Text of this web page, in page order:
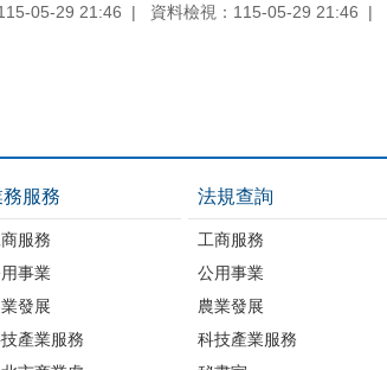
05-29 21:46 資料檢視：115-05-29 21:46
服務
服務
事業
發展
產業服務
法規查詢
工商服務
公用事業
農業發展
科技產業服務